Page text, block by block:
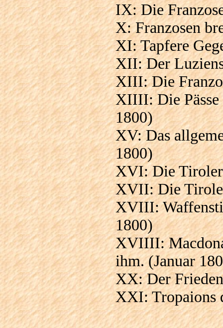
IX: Die
X: Franzosen
XI: Tapfere
XII: Der
XIII: Die
XIIII: Die Pässe
1800)
XV: Das
1800)
XVI: Die Tiroler
XVII: Die
XVIII:
1800)
XVIIII:
ihm. (Januar
XX: Der
XXI: Tropaions